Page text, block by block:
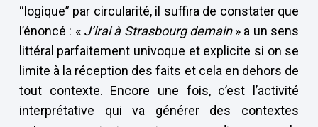
“logique” par circularité, il suffira de constater que
l’énoncé : « J’irai à Strasbourg demain» a un sens
littéral parfaitement univoque et explicite si on se
limite à la réception des faits et cela en dehors de
tout contexte. Encore une fois, c’est l’activité
interprétative qui va générer des contextes